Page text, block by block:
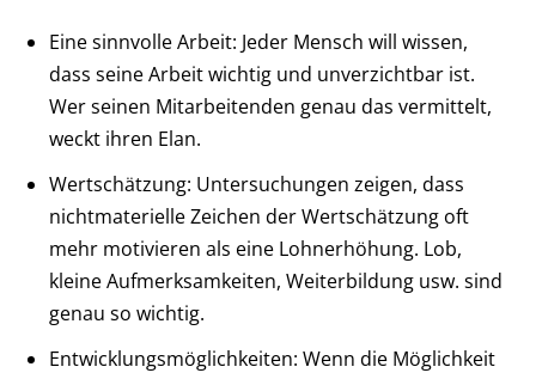
Eine sinnvolle Arbeit: Jeder Mensch will wissen,
dass seine Arbeit wichtig und unverzichtbar ist.
Wer seinen Mitarbeitenden genau das vermittelt,
weckt ihren Elan.
Wertschätzung: Untersuchungen zeigen, dass
nichtmaterielle Zeichen der Wertschätzung oft
mehr motivieren als eine Lohnerhöhung. Lob,
kleine Aufmerksamkeiten, Weiterbildung usw. sind
genau so wichtig.
Entwicklungsmöglichkeiten: Wenn die Möglichkeit